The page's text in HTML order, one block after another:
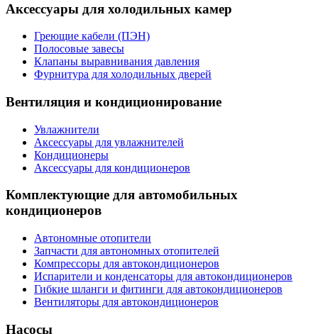
Аксессуары для холодильных камер
Греющие кабели (ПЭН)
Полосовые завесы
Клапаны выравнивания давления
Фурнитура для холодильных дверей
Вентиляция и кондиционирование
Увлажнители
Аксессуары для увлажнителей
Кондиционеры
Аксессуары для кондиционеров
Комплектующие для автомобильных
кондиционеров
Автономные отопители
Запчасти для автономных отопителей
Компрессоры для автокондиционеров
Испарители и конденсаторы для автокондиционеров
Гибкие шланги и фитинги для автокондиционеров
Вентиляторы для автокондиционеров
Насосы